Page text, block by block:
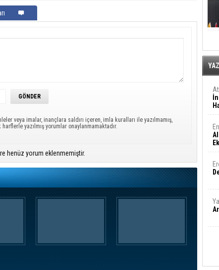
veya imalar, inançlara saldırı içeren, imla kuralları ile yazılmamış,
yazılmış yorumlar onaylanmamaktadır.
henüz yorum eklenmemiştir.